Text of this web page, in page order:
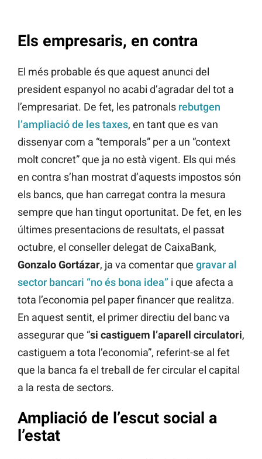
Els empresaris, en contra
El més probable és que aquest anunci del
president espanyol no acabi d’agradar del tot a
l’empresariat. De fet, les patronals rebutgen
l’ampliació de les taxes, en tant que es van
dissenyar com a “temporals” per a un “context
molt concret” que ja no està vigent. Els qui més
en contra s’han mostrat d’aquests impostos són
els bancs, que han carregat contra la mesura
sempre que han tingut oportunitat. De fet, en les
últimes presentacions de resultats, el passat
octubre, el conseller delegat de CaixaBank,
Gonzalo Gortázar, ja va comentar que gravar al
sector bancari “no és bona idea” i que afecta a
tota l’economia pel paper financer que realitza.
En aquest sentit, el primer directiu del banc va
assegurar que “si castiguem l’aparell circulatori,
castiguem a tota l’economia”, referint-se al fet
que la banca fa el treball de fer circular el capital
a la resta de sectors.
Ampliació de l’escut social a
l’estat